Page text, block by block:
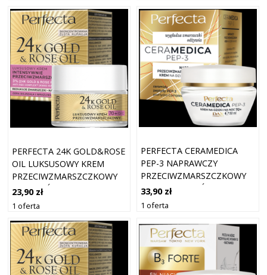
PERFECTA 24K GOLD&ROSE
OIL LUKSUSOWY KREM
PRZECIWZMARSZCZKOWY
NA DZIEŃ I NA NOC 70+
23,90 zł
1 oferta
PERFECTA CERAMEDICA
PEP-3 NAPRAWCZY
PRZECIWZMARSZCZKOWY
KREM NA DZIEŃ I NA NOC
70+
33,90 zł
1 oferta